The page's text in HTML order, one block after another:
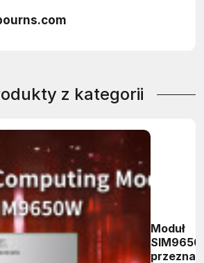
z kategorii
Moduł